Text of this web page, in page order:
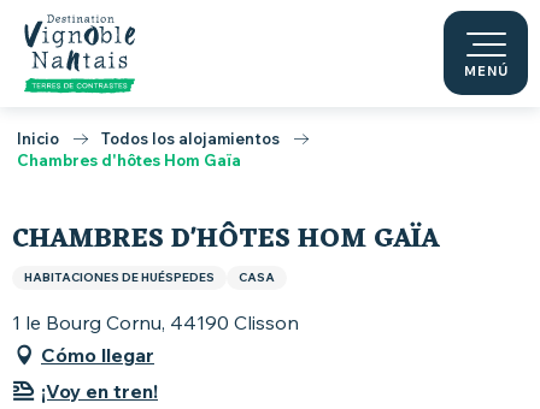
Aller
contenu
principal
MENÚ
Inicio
Todos los alojamientos
Chambres d'hôtes Hom Gaïa
CHAMBRES D'HÔTES HOM GAÏA
HABITACIONES DE HUÉSPEDES CASA
1 le Bourg Cornu, 44190 Clisson
Cómo llegar
¡Voy en tren!